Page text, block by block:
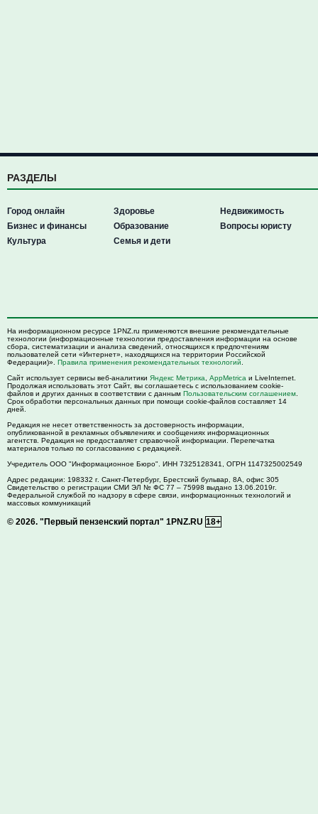
РАЗДЕЛЫ
Город онлайн
Бизнес и финансы
Культура
Здоровье
Образование
Семья и дети
Недвижимость
Вопросы юристу
На информационном ресурсе 1PNZ.ru применяются внешние рекомендательные
технологии (информационные технологии предоставления информации на основе
сбора, систематизации и анализа сведений, относящихся к предпочтениям
пользователей сети «Интернет», находящихся на территории Российской
Федерации)». Правила применения рекомендательных технологий
Сайт использует сервисы веб-аналитики Яндекс Метрика AppMetrica и LiveInternet.
Продолжая использовать этот Сайт, вы соглашаетесь с использованием cookie-
файлов и других данных в соответствии с данным Пользовательским соглашением
Срок обработки персональных данных при помощи cookie-файлов составляет 14
дней.
Редакция не несет ответственность за достоверность информации,
опубликованной в рекламных объявлениях и сообщениях информационных
агентств. Редакция не предоставляет справочной информации. Перепечатка
материалов только по согласованию с редакцией.
Учредитель ООО "Информационное Бюро". ИНН 7325128341, ОГРН 1147325002549
Адрес редакции: 198332 г. Санкт-Петербург, Брестский бульвар, 8А, офис 305
Свидетельство о регистрации СМИ ЭЛ № ФС 77 – 75998 выдано 13.06.2019г.
Федеральной службой по надзору в сфере связи, информационных технологий и
массовых коммуникаций
© 2026. "Первый пензенский портал" 1PNZ.RU 18+